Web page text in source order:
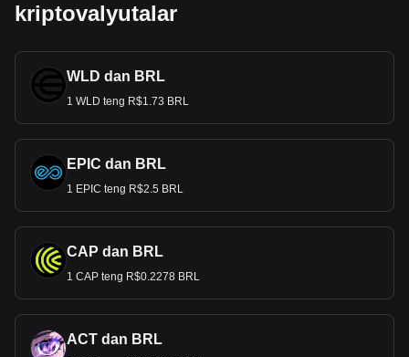
kriptovalyutalar
WLD dan BRL
1 WLD teng R$1.73 BRL
EPIC dan BRL
1 EPIC teng R$2.5 BRL
CAP dan BRL
1 CAP teng R$0.2278 BRL
ACT dan BRL